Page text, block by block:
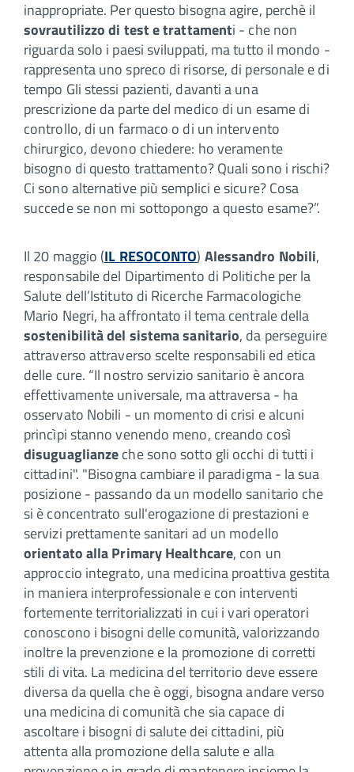
inappropriate. Per questo bisogna agire, perchè il
sovrautilizzo di test e trattamenti - che non
riguarda solo i paesi sviluppati, ma tutto il mondo -
rappresenta uno spreco di risorse, di personale e di
tempo Gli stessi pazienti, davanti a una
prescrizione da parte del medico di un esame di
controllo, di un farmaco o di un intervento
chirurgico, devono chiedere: ho veramente
bisogno di questo trattamento? Quali sono i rischi?
Ci sono alternative più semplici e sicure? Cosa
succede se non mi sottopongo a questo esame?”.
Il 20 maggio (IL RESOCONTO) Alessandro Nobili,
responsabile del Dipartimento di Politiche per la
Salute dell’Istituto di Ricerche Farmacologiche
Mario Negri, ha affrontato il tema centrale della
sostenibilità del sistema sanitario, da perseguire
attraverso attraverso scelte responsabili ed etica
delle cure. “Il nostro servizio sanitario è ancora
effettivamente universale, ma attraversa - ha
osservato Nobili - un momento di crisi e alcuni
princìpi stanno venendo meno, creando così
disuguaglianzeche sono sotto gli occhi di tutti i
cittadini". "Bisogna cambiare il paradigma - la sua
posizione - passando da un modello sanitario che
si è concentrato sull'erogazione di prestazioni e
servizi prettamente sanitari ad un modello
orientato alla Primary Healthcare, con un
approccio integrato, una medicina proattiva gestita
in maniera interprofessionale e con interventi
fortemente territorializzati in cui i vari operatori
conoscono i bisogni delle comunità, valorizzando
inoltre la prevenzione e la promozione di corretti
stili di vita. La medicina del territorio deve essere
diversa da quella che è oggi, bisogna andare verso
una medicina di comunità che sia capace di
ascoltare i bisogni di salute dei cittadini, più
attenta alla promozione della salute e alla